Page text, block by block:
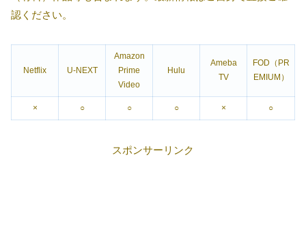
認ください。
Netflix U-NEXT
Amazon
Prime
Video
Hulu
Ameba
TV
FOD（PR
EMIUM）
× ○ ○ ○ × ○
スポンサーリンク